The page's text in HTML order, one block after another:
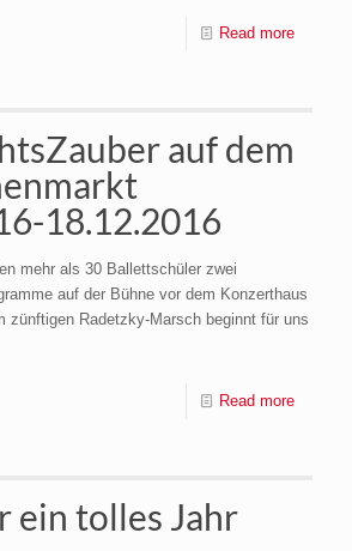
Read more
auf dem
18.12.2016
mehr als 30 Ballettschüler zwei
auf der Bühne vor dem Konzerthaus
zünftigen Radetzky-Marsch beginnt für uns
Read more
ein tolles Jahr